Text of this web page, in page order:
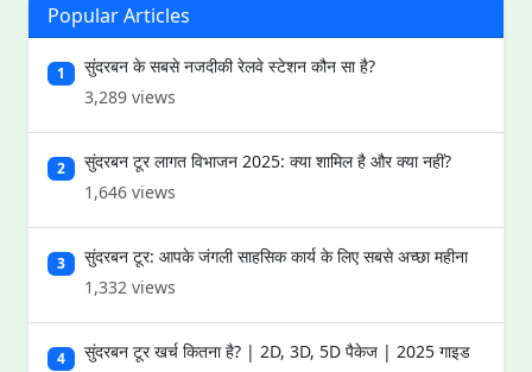
Popular Articles
1
सुंदरबन के सबसे नजदीकी रेलवे स्टेशन कौन सा है?
3,289 views
2
सुंदरबन टूर लागत विभाजन 2025: क्या शामिल है और क्या नहीं?
1,646 views
3
सुंदरबन टूर: आपके जंगली साहसिक कार्य के लिए सबसे अच्छा महीना
1,332 views
4
सुंदरबन टूर खर्च कितना है? | 2D, 3D, 5D पैकेज | 2025 गाइड